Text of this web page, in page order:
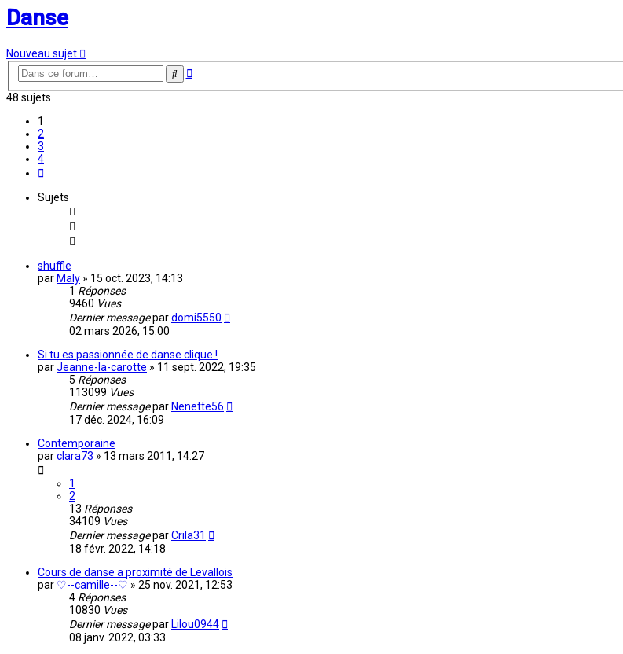
Danse
Nouveau sujet
Rechercher
Recherche
48 sujets
1
2
3
4
Sujets
shuffle
par Maly » 15 oct. 2023, 14:13
1 Réponses
9460 Vues
Dernier messagepardomi5550
02 mars 2026, 15:00
Si tu es passionnée de danse clique !
parJeanne-la-carotte » 11 sept. 2022, 19:35
5 Réponses
113099 Vues
Dernier messagepar Nenette56
17 déc. 2024, 16:09
Contemporaine
parclara73 » 13 mars 2011, 14:27
1
2
13 Réponses
34109 Vues
Dernier messageparCrila31
18 févr. 2022, 14:18
Cours de danse a proximité de Levallois
par ♡--camille--♡ » 25 nov. 2021, 12:53
4 Réponses
10830 Vues
Dernier messagepar Lilou0944
08 janv. 2022, 03:33